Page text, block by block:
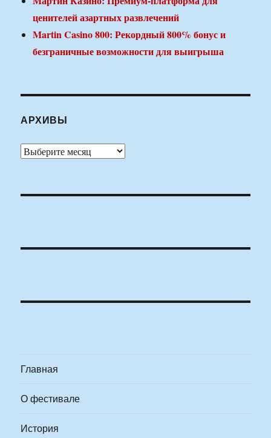
ценителей азартных развлечений
Martin Casino 800: Рекордный 800% бонус и
безграничные возможности для выигрыша
АРХИВЫ
Архивы
Главная
О фестивале
История